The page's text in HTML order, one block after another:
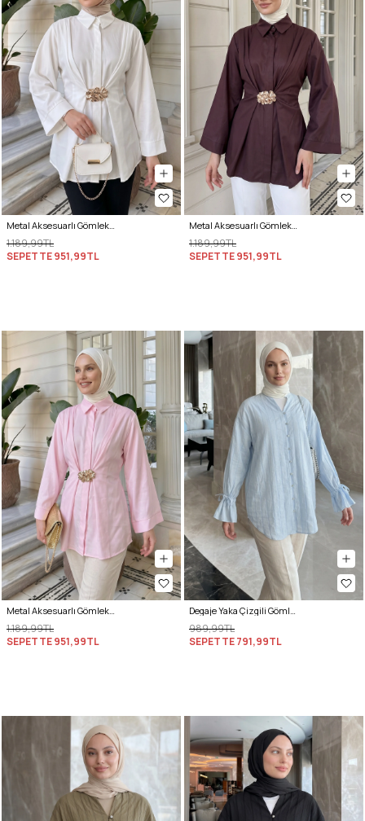
Metal Aksesuarlı Gömlek Y0142 - EKRU
1.189,99TL
SEPETTE951,99TL
Metal Aksesuarlı Gömlek Y0142 - MÜRDÜM
1.189,99TL
SEPETTE951,99TL
Metal Aksesuarlı Gömlek Y0142 - PEMBE
1.189,99TL
SEPETTE951,99TL
Degaje Yaka Çizgili Gömlek Y0121 - BEBE MAVİSİ
989,99TL
SEPETTE791,99TL